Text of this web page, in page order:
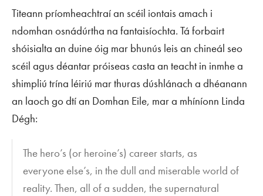
Titeann príomheachtraí an scéil iontais amach i
ndomhan osnádúrtha na fantaisíochta. Tá forbairt
shóisialta an duine óig mar bhunús leis an chineál seo
scéil agus déantar próiseas casta an teacht in inmhe a
shimpliú trína léiriú mar thuras dúshlánach a dhéanann
an laoch go dtí an Domhan Eile, mar a mhíníonn Linda
Dégh:
The hero’s (or heroine’s) career starts, as
everyone else’s, in the dull and miserable world of
reality. Then, all of a sudden, the supernatural